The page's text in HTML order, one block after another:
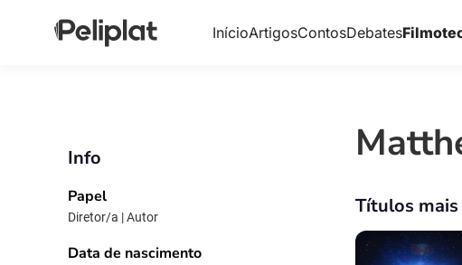
InícioArtigosContosDebates
Info
Papel
Diretor/a | Autor
Data de nascimento
Títulos